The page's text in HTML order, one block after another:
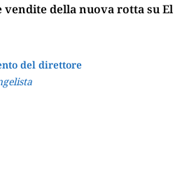
della nuova rotta su El
del direttore